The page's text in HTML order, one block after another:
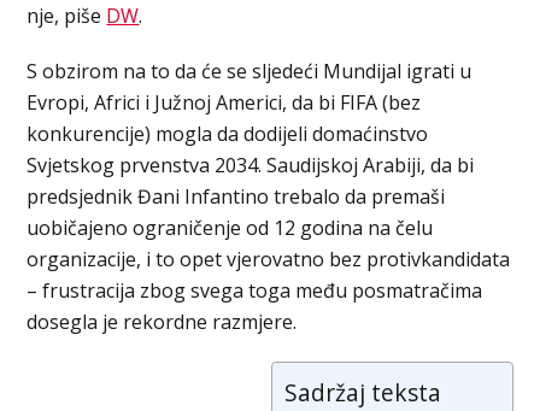
nje, piše DW.
S obzirom na to da će se sljedeći Mundijal igrati u
Evropi, Africi i Južnoj Americi, da bi FIFA (bez
konkurencije) mogla da dodijeli domaćinstvo
Svjetskog prvenstva 2034. Saudijskoj Arabiji, da bi
predsjednik Đani Infantino trebalo da premaši
uobičajeno ograničenje od 12 godina na čelu
organizacije, i to opet vjerovatno bez protivkandidata
– frustracija zbog svega toga među posmatračima
dosegla je rekordne razmjere.
Sadržaj teksta